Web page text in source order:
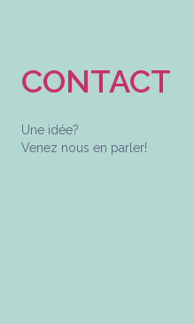
CONTACT
Une idée?
Venez nous en parler!